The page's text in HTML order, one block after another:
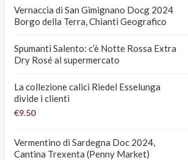
Vernaccia di San Gimignano Docg 2024
Borgo della Terra, Chianti Geografico
Spumanti Salento: c’è Notte Rossa Extra
Dry Rosé al supermercato
La collezione calici Riedel Esselunga
divide i clienti
€9.50
Vermentino di Sardegna Doc 2024,
Cantina Trexenta (Penny Market)